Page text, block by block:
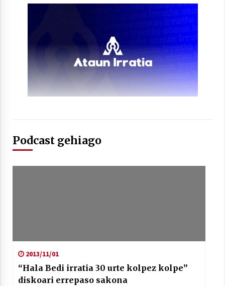
Arrosaren laburpen bideoa Hamaika
Telebistaren eskutik
2021/06/30
Podcast gehiago
2013/11/01
“Hala Bedi irratia 30 urte kolpez kolpe”
diskoari errepaso sakona